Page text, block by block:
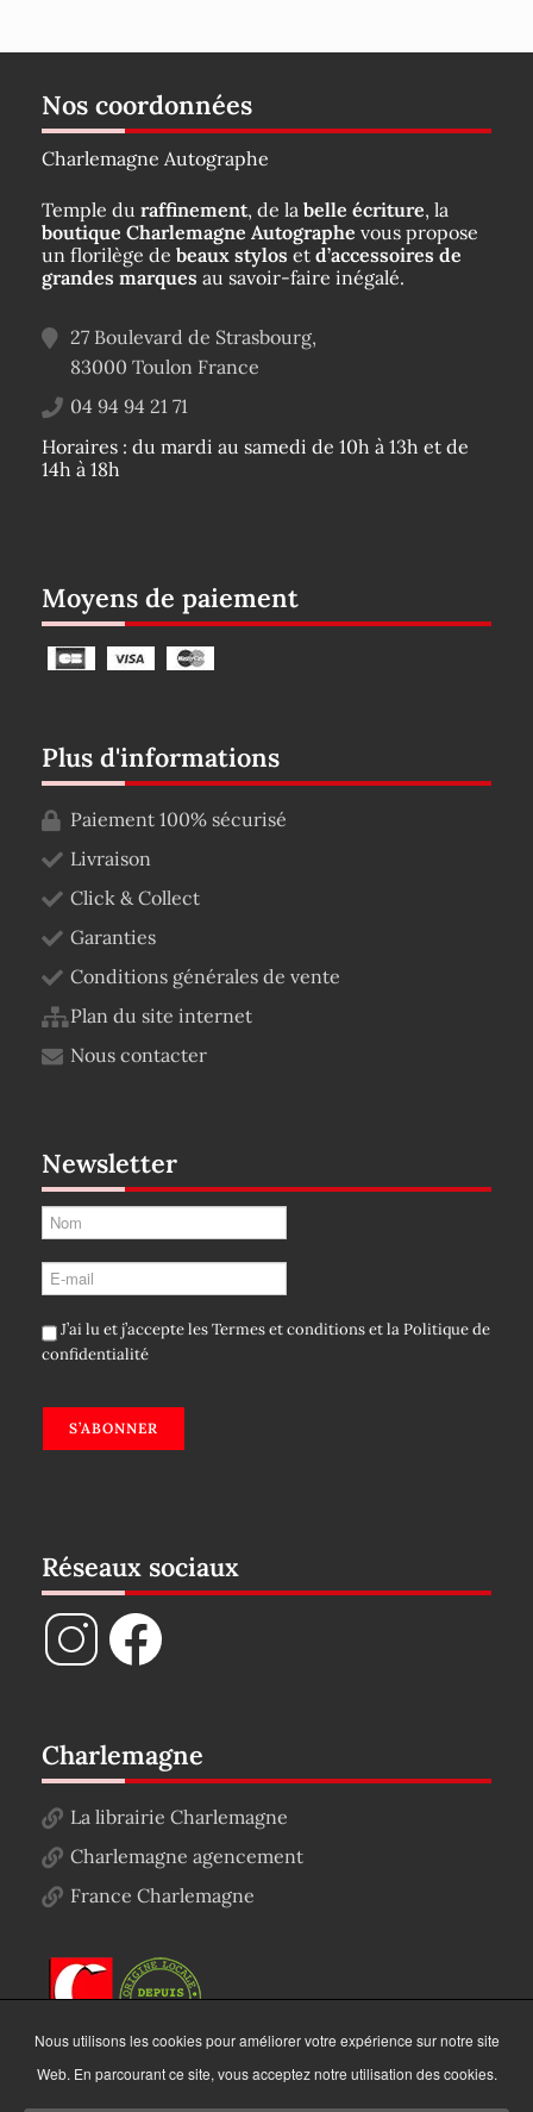
Nos coordonnées
Charlemagne Autographe
Temple du raffinement, de la belle écriture, la
boutique Charlemagne Autographe vous propose
un florilège de beaux stylos et d’accessoires de
grandes marques au savoir-faire inégalé.
27 Boulevard de Strasbourg,
83000 Toulon France
04 94 94 21 71
Horaires : du mardi au samedi de 10h à 13h et de
14h à 18h
Moyens de paiement
Plus d'informations
Paiement 100% sécurisé
Livraison
Click & Collect
Garanties
Conditions générales de vente
Plan du site internet
Nous contacter
Newsletter
J’ai lu et j’accepte lesTermes et conditionset laPolitique de
confidentialité
S’ABONNER
Réseaux sociaux
Charlemagne
La librairie Charlemagne
Charlemagne agencement
France Charlemagne
Nous utilisons les cookies pour améliorer votre expérience sur notre site
Web. En parcourant ce site, vous acceptez notre utilisation des cookies.